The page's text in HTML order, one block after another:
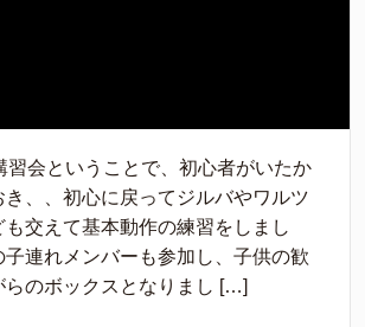
習会ということで、初心者がいたか
き、、初心に戻ってジルバやワルツ
交えて基本動作の練習をしまし
子連れメンバーも参加し、子供の歓
らのボックスとなりまし […]